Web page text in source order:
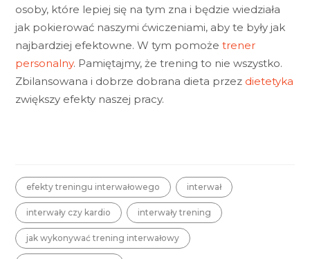
osoby, które lepiej się na tym zna i będzie wiedziała
jak pokierować naszymi ćwiczeniami, aby te były jak
najbardziej efektowne. W tym pomożetrener
personalny. Pamiętajmy, że trening to nie wszystko.
Zbilansowana i dobrze dobrana dieta przez dietetyka
zwiększy efekty naszej pracy.
efekty treningu interwałowego interwał
interwały czy kardio interwały trening
jak wykonywać trening interwałowy